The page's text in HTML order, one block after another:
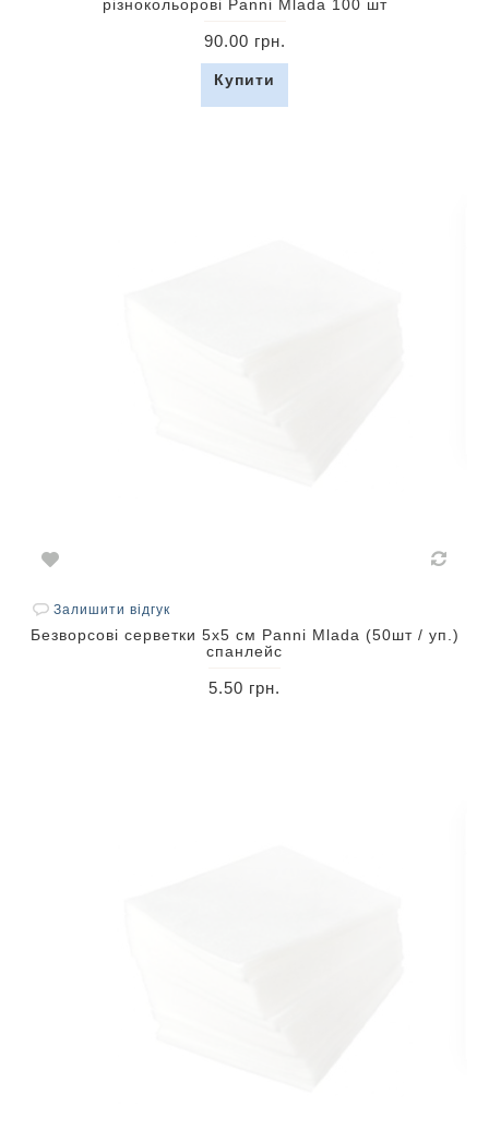
різнокольорові Panni Mlada 100 шт
90.00 грн.
Купити
Залишити відгук
Безворсові серветки 5х5 см Panni Mlada (50шт / уп.)
спанлейс
5.50 грн.